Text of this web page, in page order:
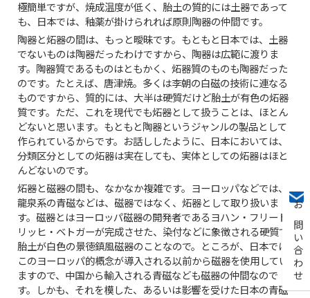
お問い合わせ
極簡単ですが、焼成温度が低く、胎土の質的には土器であって
も、日本では、釉薬が掛けられれば原則陶器の仲間です。
陶器と炻器の間は、もっと曖昧です。もともと日本では、土器
でないものは陶器だったわけですから、陶器は広範に渡りま
す。陶器質であるものはともかく、炻器質のものも陶器だった
のです。たとえば、唐津焼。多くは李朝の白磁の技術に連なる
ものですから、質的には、大半は硬質だけど胎土が有色の炻器
質です。ただ、これを現代でも炻器として扱うことは、ほとん
どないと思います。もともと陶器というジャンルの製品として
作られているからです。お話ししたように、日本においては、
分類区分としての炻器は実在しても、実体としての炻器はほと
んどないのです。
炻器と磁器の間も、なかなか複雑です。ヨーロッパなどでは、
龍泉系の青磁などは、磁器ではなく、炻器として取り扱いま
す。磁器とはヨーロッパ磁器の開発者であるヨハン・フリード
リッヒ・ベトガーが完成させた、染付などに象徴される硬質で
胎土が白色の景徳鎮風磁器のことなので。ところが、日本では
このヨーロッパ的概念が導入される以前から磁器を使用してい
ますので、中国から輸入される青磁なども磁器の仲間なので
す。しかも、それを模した、あるいは影響を受けた日本の青磁